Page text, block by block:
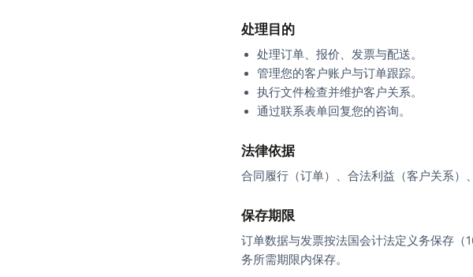
处理目的
处理订单、报价、发票与配送。
管理您的客户账户与订单跟踪。
执行文件检查并维护客户关系。
通过联系表单回复您的咨询。
法律依据
合同履行（订单）、合法利益（客户关系）
保存期限
订单数据与发票按法国会计法定义务保存（
务所需期限内保存。